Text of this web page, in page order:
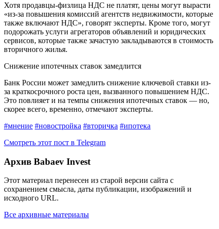
Хотя продавцы-физлица НДС не платят, цены могут вырасти
«из-за повышения комиссий агентств недвижимости, которые
также включают НДС», говорят эксперты. Кроме того, могут
подорожать услуги агрегаторов объявлений и юридических
сервисов, которые также зачастую закладываются в стоимость
вторичного жилья.
Снижение ипотечных ставок замедлится
Банк России может замедлить снижение ключевой ставки из-
за краткосрочного роста цен, вызванного повышением НДС.
Это повлияет и на темпы снижения ипотечных ставок — но,
скорее всего, временно, отмечают эксперты.
#мнение #новостройка #вторичка #ипотека
Смотреть этот пост в Telegram
Архив Babaev Invest
Этот материал перенесен из старой версии сайта с
сохранением смысла, даты публикации, изображений и
исходного URL.
Все архивные материалы